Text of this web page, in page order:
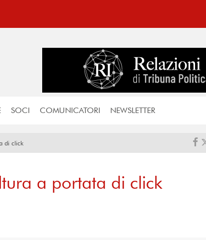
SOCI COMUNICATORI NEWSLETTER
di click
a portata di click